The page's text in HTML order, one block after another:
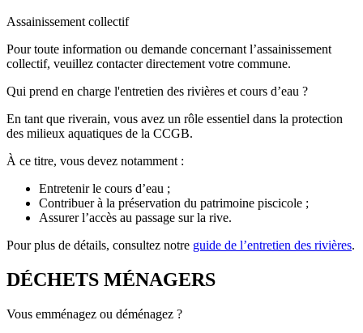
Assainissement collectif
Pour toute information ou demande concernant l’assainissement
collectif, veuillez contacter directement votre commune.
Qui prend en charge l'entretien des rivières et cours d’eau ?
En tant que riverain, vous avez un rôle essentiel dans la protection
des milieux aquatiques de la CCGB.
À ce titre, vous devez notamment :
Entretenir le cours d’eau ;
Contribuer à la préservation du patrimoine piscicole ;
Assurer l’accès au passage sur la rive.
Pour plus de détails, consultez notre guide de l’entretien des rivières.
DÉCHETS MÉNAGERS
Vous emménagez ou déménagez ?